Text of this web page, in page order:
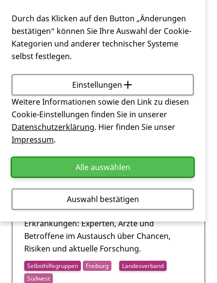
Baden-Württemberg
Für Baden-Württemberg gibt es keinen
Landesverband.
Die Mitglieder und Selbsthilfegruppen dieser Region
gehören dem Bundesverband der
Fachsymposium zur Zell- und Gentherapie am
Freiburger Zentrum für Seltene
Erkrankungen: Experten, Ärzte und
Betroffene im Austausch über Chancen,
Risiken und aktuelle Forschung.
Selbsthilfegruppen Freiburg
Landesverband
Südwest
Durch das Klicken auf den Button „Änderungen
bestätigen“ können Sie Ihre Auswahl der Cookie-
Kategorien und anderer technischer Systeme
selbst festlegen.
Einstellungen
Weitere Informationen sowie den Link zu diesen
Cookie-Einstellungen finden Sie in unserer
Datenschutzerklärung. Hier finden Sie unser
Impressum.
Alle auswählen
Auswahl bestätigen